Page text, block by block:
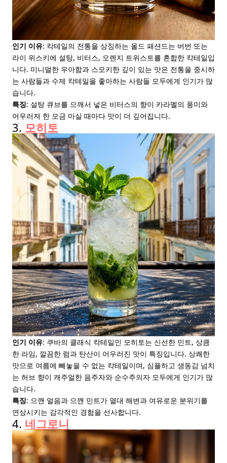
인기 이유: 칵테일의 전통을 상징하는 올드 패션드는 버번 또는
라이 위스키에 설탕, 비터스, 오렌지 트위스트를 혼합한 칵테일입
니다. 미니멀한 우아함과 스모키한 깊이 있는 맛은 전통을 중시하
는 사람들과 수제 칵테일을 좋아하는 사람들 모두에게 인기가 많
습니다.
특징: 설탕 큐브를 으깨서 넣은 비터스의 향이 카라멜의 풍미와
어우러져 한 모금 마실 때마다 맛이 더 깊어집니다.
3. 모히토
인기 이유: 쿠바의 클래식 칵테일인 모히토는 신선한 민트, 상큼
한 라임, 깔끔한 럼과 탄산이 어우러진 맛이 특징입니다. 상쾌한
맛으로 여름에 빼놓을 수 없는 칵테일이며, 심플하고 생동감 넘치
는 허브 향이 캐주얼한 음주자와 순수주의자 모두에게 인기가 많
습니다.
특징: 으깬 얼음과 으깬 민트가 열대 해변과 여유로운 분위기를
연상시키는 감각적인 경험을 선사합니다.
4. 네그로니